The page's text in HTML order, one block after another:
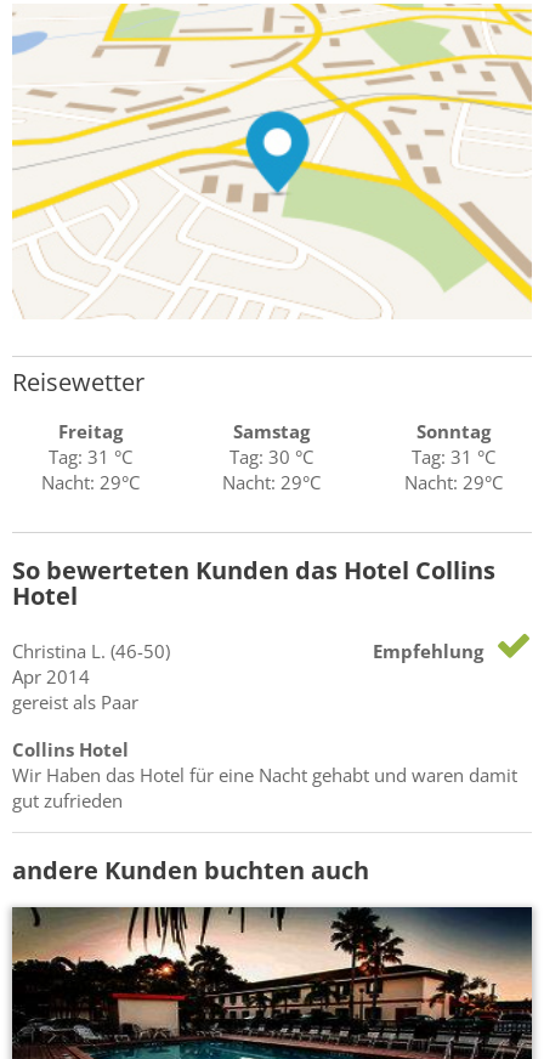
Reisewetter
Freitag
Tag: 31 °C
Nacht: 29°C
Samstag
Tag: 30 °C
Nacht: 29°C
Sonntag
Tag: 31 °C
Nacht: 29°C
So bewerteten Kunden das Hotel Collins
Hotel
Christina L. (46-50)
Apr 2014
gereist als Paar
Empfehlung
Collins Hotel
Wir Haben das Hotel für eine Nacht gehabt und waren damit
gut zufrieden
andere Kunden buchten auch